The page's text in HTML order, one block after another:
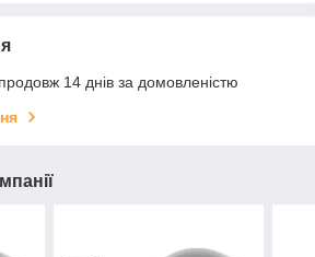
14 днів за домовленістю